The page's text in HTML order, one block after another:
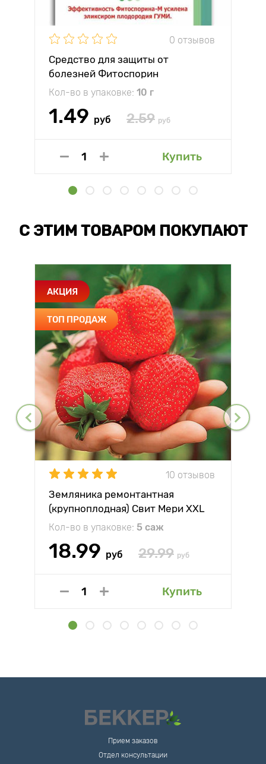
0 отзывов
Средство для защиты от
болезней Фитоспорин
Кол-во в упаковке: 10 г
1.49 руб 2.59 руб
Купить
С ЭТИМ ТОВАРОМ ПОКУПАЮТ
АКЦИЯ
ТОП ПРОДАЖ
10 отзывов
Земляника ремонтантная
(крупноплодная) Свит Мери XXL
Кол-во в упаковке: 5 саж
18.99 руб 29.99 руб
Купить
Прием заказов
Отдел консультации